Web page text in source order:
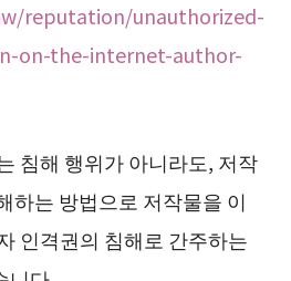
reputation/unauthorized-
on-the-internet-author-
침해 행위가 아니라도, 저작
하는 방법으로 저작물을 이
인격권의 침해로 간주하는